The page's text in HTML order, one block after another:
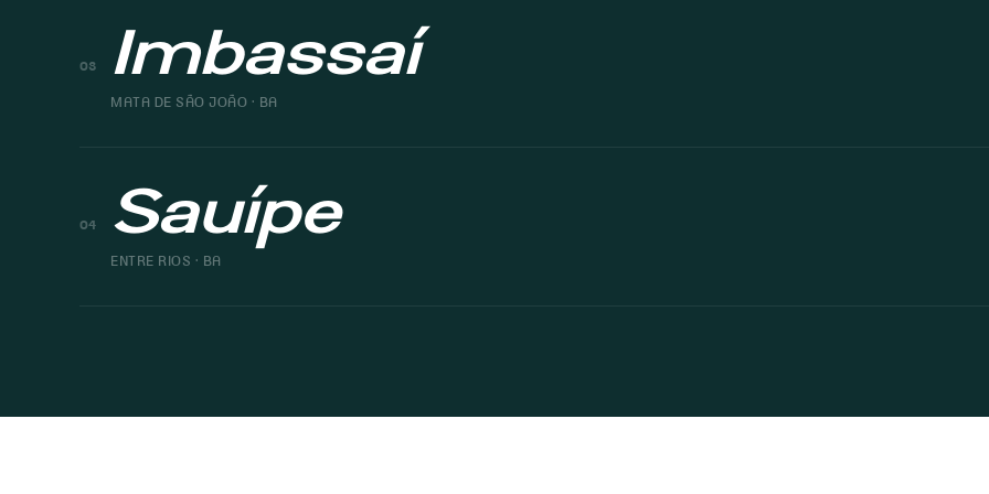
03 Imbassaí
MATA DE SÃO JOÃO · BA
04 Sauípe
ENTRE RIOS · BA